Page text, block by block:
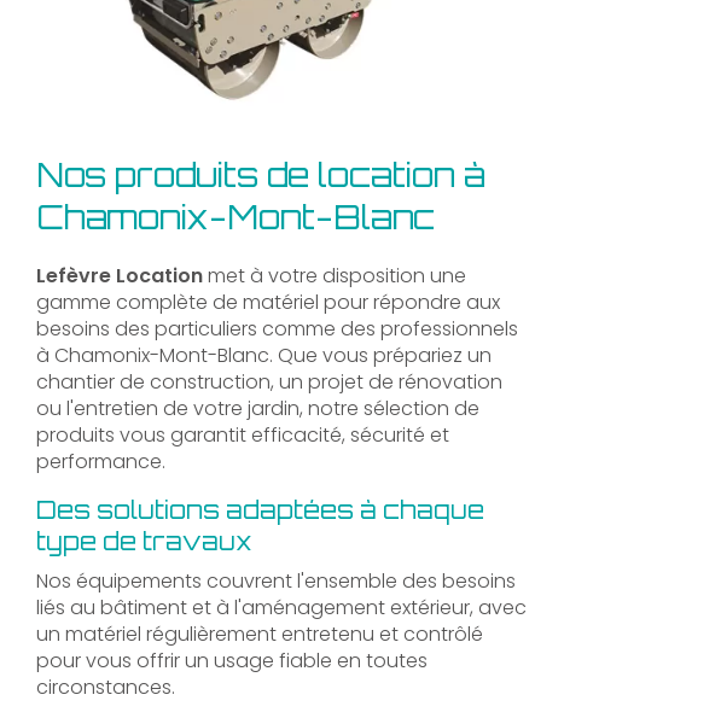
Nos produits de location à
Chamonix-Mont-Blanc
Lefèvre Locationmet à votre disposition une
gamme complète de matériel pour répondre aux
besoins des particuliers comme des professionnels
à Chamonix-Mont-Blanc. Que vous prépariez un
chantier de construction, un projet de rénovation
ou l'entretien de votre jardin, notre sélection de
produits vous garantit efficacité, sécurité et
performance.
Des solutions adaptées à chaque
type de travaux
Nos équipements couvrent l'ensemble des besoins
liés au bâtiment et à l'aménagement extérieur, avec
un matériel régulièrement entretenu et contrôlé
pour vous offrir un usage fiable en toutes
circonstances.